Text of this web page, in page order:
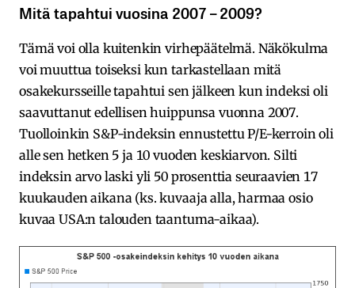
Mitä tapahtui vuosina 2007 – 2009?
Tämä voi olla kuitenkin virhepäätelmä. Näkökulma
voi muuttua toiseksi kun tarkastellaan mitä
osakekursseille tapahtui sen jälkeen kun indeksi oli
saavuttanut edellisen huippunsa vuonna 2007.
Tuolloinkin S&P-indeksin ennustettu P/E-kerroin oli
alle sen hetken 5 ja 10 vuoden keskiarvon. Silti
indeksin arvo laski yli 50 prosenttia seuraavien 17
kuukauden aikana (ks. kuvaaja alla, harmaa osio
kuvaa USA:n talouden taantuma-aikaa).